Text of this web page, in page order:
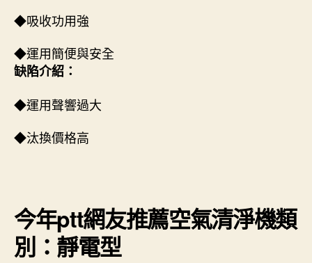
◆吸收功用強
◆運用簡便與安全
缺陷介紹：
◆運用聲響過大
◆汰換價格高
今年ptt網友推薦空氣清淨機類
別：靜電型